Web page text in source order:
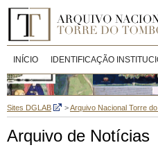
INÍCIO IDENTIFICAÇÃO
Sites DGLAB >Arquivo Nacional Torre
Arquivo de Notícias